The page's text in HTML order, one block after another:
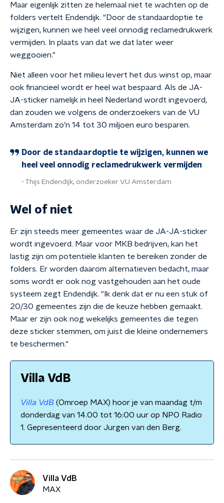
Maar eigenlijk zitten ze helemaal niet te wachten op de
folders vertelt Endendijk. "Door de standaardoptie te
wijzigen, kunnen we heel veel onnodig reclamedrukwerk
vermijden. In plaats van dat we dat later weer
weggooien."
Niet alleen voor het milieu levert het dus winst op, maar
ook financieel wordt er heel wat bespaard. Als de JA-
JA-sticker namelijk in heel Nederland wordt ingevoerd,
dan zouden we volgens de onderzoekers van de VU
Amsterdam zo’n 14 tot 30 miljoen euro besparen.
Door de standaardoptie te wijzigen, kunnen we
heel veel onnodig reclamedrukwerk vermijden
Thijs Endendijk, onderzoeker VU Amsterdam
Wel of niet
Er zijn steeds meer gemeentes waar de JA-JA-sticker
wordt ingevoerd. Maar voor MKB bedrijven, kan het
lastig zijn om potentiële klanten te bereiken zonder de
folders. Er worden daarom alternatieven bedacht, maar
soms wordt er ook nog vastgehouden aan het oude
systeem zegt Endendijk. "Ik denk dat er nu een stuk of
20/30 gemeentes zijn die de keuze hebben gemaakt.
Maar er zijn ook nog wekelijks gemeentes die tegen
deze sticker stemmen, om juist die kleine ondernemers
te beschermen."
Villa VdB
Villa VdB (Omroep MAX) hoor je van maandag t/m
donderdag van 14.00 tot 16:00 uur op NPO Radio
1. Gepresenteerd door Jurgen van den Berg.
Villa VdB
MAX